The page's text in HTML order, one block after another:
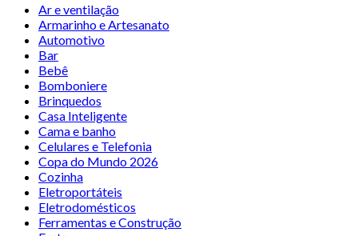
Ar e ventilação
Armarinho e Artesanato
Automotivo
Bar
Bebê
Bomboniere
Brinquedos
Casa Inteligente
Cama e banho
Celulares e Telefonia
Copa do Mundo 2026
Cozinha
Eletroportáteis
Eletrodomésticos
Ferramentas e Construção